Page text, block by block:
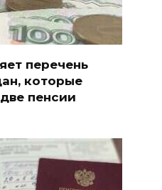
перечень
которые
пенсии